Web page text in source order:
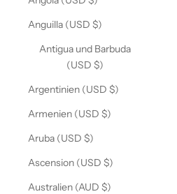
Anguilla (USD $)
Antigua und Barbuda
(USD $)
Argentinien (USD $)
Armenien (USD $)
Aruba (USD $)
Ascension (USD $)
Australien (AUD $)